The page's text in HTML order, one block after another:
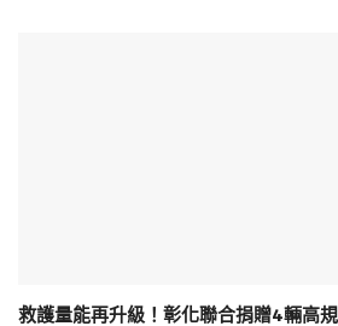
救護量能再升級！彰化聯合捐贈4輛高